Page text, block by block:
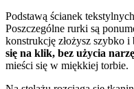
Podstawą ścianek
Poszczególne rurki są
konstrukcję złożysz szybko i
się na klik, bez użycia
mieści się w miękkiej torbie.